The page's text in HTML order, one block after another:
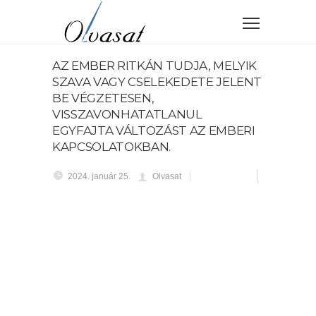
AZ EMBER RITKÁN TUDJA, MELYIK
SZAVA VAGY CSELEKEDETE JELENT
BE VÉGZETESEN,
VISSZAVONHATATLANUL
EGYFAJTA VÁLTOZÁST AZ EMBERI
KAPCSOLATOKBAN.
2024. január 25. Olvasat